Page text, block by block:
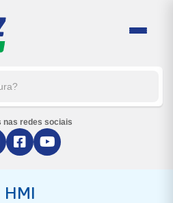
nas redes sociais
HMI